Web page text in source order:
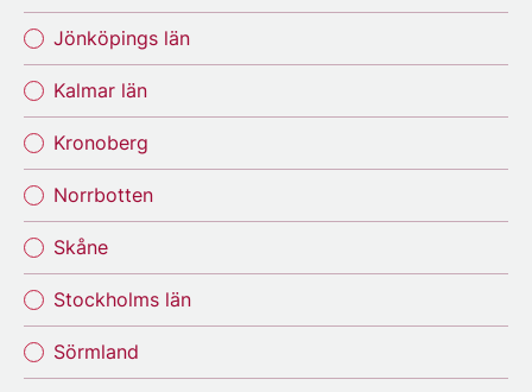
Jönköpings län
Kalmar län
Kronoberg
Norrbotten
Skåne
Stockholms län
Sörmland